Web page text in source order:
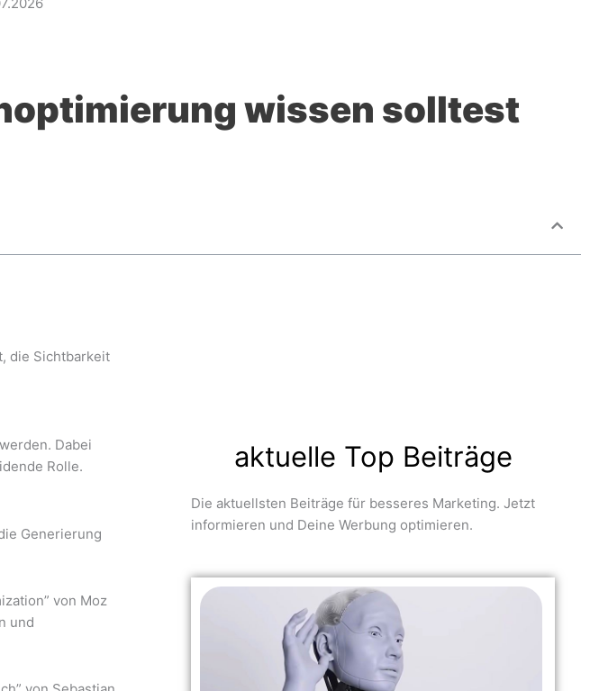
wissen solltest
die Sichtbarkeit
Dabei
Rolle.
Generierung
von Moz
und
aktuelle Top Beiträge
Die aktuellsten Beiträge für besseres Marketing. Jetzt
informieren und Deine Werbung optimieren.